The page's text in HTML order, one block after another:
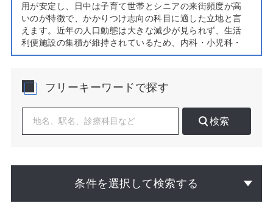
用が安定し、日中は子育て世帯とシニアの来街頻度が高
いのが特徴で、かかりつけ志向の科目に適した立地と言
えます。近年の人口動態は大きな減少が見られず、生活
利便施設の集積が維持されているため、内科・小児科・
皮膚科・整形外科・耳鼻咽喉科などの一次医療は駅周辺
面へのアクセスが良く通院の継続性も担保しやすい点
も、クリニック運営にプラスです。
開業検討にあたっては、谷塚駅の改札からの歩行動線と
バス乗降場、主要スーパーやドラッグストアの位置関係
得に有効で、住宅地内では学校・公園・高齢者施設の分
布を踏まえた診療圏分析が奏功します。調剤薬局との近
接は患者利便に直結しますが、同一商圏での競合科目の
診療時間帯やWeb集患の強弱も併せて評価してくださ
フリーキーワードで探す
検索
条件を選択して検索する